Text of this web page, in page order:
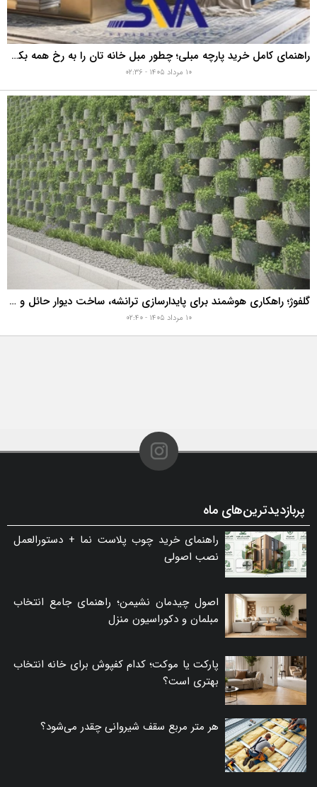
راهنمای کامل خرید پارچه مبلی؛ چطور مبل خانه تان را به رخ همه بکشید؟
گلفوژ؛ راهکاری هوشمند برای پایدارسازی ترانشه، ساخت دیوار حائل و زیباسازی شهری
پربازدیدترین‌های ماه
راهنمای خرید چوب پلاست نما + دستورالعمل
نصب اصولی
اصول چیدمان نشیمن؛ راهنمای جامع انتخاب
مبلمان و دکوراسیون منزل
پارکت یا موکت؛ کدام کفپوش برای خانه انتخاب
بهتری است؟
هر متر مربع سقف شیروانی چقدر می‌شود؟